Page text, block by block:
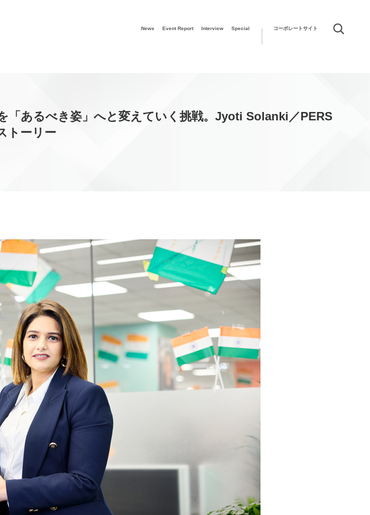
News Event Report Interview Special コーポレートサイト
「あるべき姿」へと変えていく挑戦。Jyoti Solanki／PERS
トーリー